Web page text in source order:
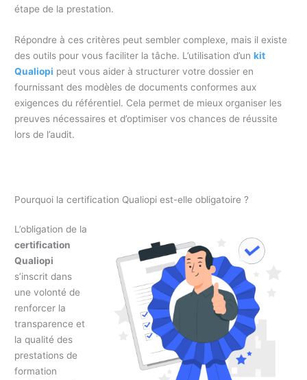
étape de la prestation.
Répondre à ces critères peut sembler complexe, mais il existe
des outils pour vous faciliter la tâche. L’utilisation d’unkit
Qualiopi peut vous aider à structurer votre dossier en
fournissant des modèles de documents conformes aux
exigences du référentiel. Cela permet de mieux organiser les
preuves nécessaires et d’optimiser vos chances de réussite
lors de l’audit.
Pourquoi la certification Qualiopi est-elle obligatoire ?
L’obligation de la
certification
Qualiopi
s’inscrit dans
une volonté de
renforcer la
transparence et
la qualité des
prestations de
formation